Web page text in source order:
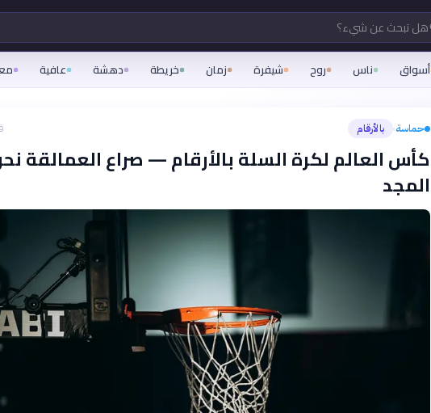
هل تبحث عن شيء؟
أسواق ناس روح شيفرة زمان خريطة دهشة عافية
حماسة› بالأرقام
كأس العالم لكرة السلة بالأرقام — صراع العمالقة
المجد